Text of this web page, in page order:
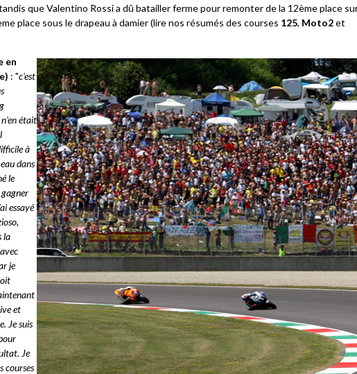
que Valentino Rossi a dû batailler ferme pour remonter de la 12ème place
place sous le drapeau à damier (lire nos résumés des courses 125, Moto2et
en
: "c'est
était
à
dans
le
essayé
la
je
et
Je suis
Je
courses